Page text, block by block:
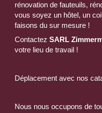
rénovation de fauteuils,
vous soyez un hôtel, un
faisons du sur mesure !
Contactez SARL
votre lieu de travail !
Déplacement avec nos
Nous nous occupons de